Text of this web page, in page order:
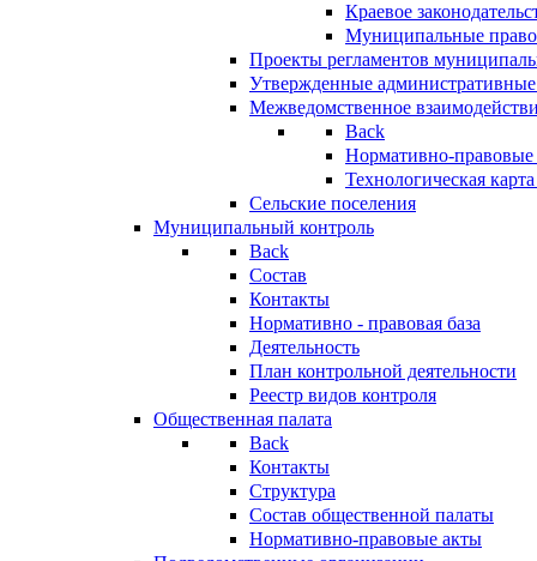
Краевое
Муниципальные
Проекты регламентов
Утвержденные
Межведомственное
Back
Нормативно-правовые
Технологическая
Сельские поселения
Муниципальный контроль
Back
Состав
Контакты
Нормативно - правовая база
Деятельность
План контрольной деятельности
Реестр видов контроля
Общественная палата
Back
Контакты
Структура
Состав общественной палаты
Нормативно-правовые акты